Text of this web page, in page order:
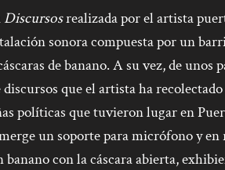
Discursosrealizada por el artista
sonora compuesta por un
de banano. A su vez, de unos
discursos que el artista ha
políticas que tuvieron lugar en
un soporte para micrófono y en
banano con la cáscara abierta,